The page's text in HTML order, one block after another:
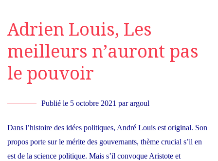
Adrien Louis, Les
meilleurs n’auront pas
le pouvoir
Publié le 5 octobre 2021 par argoul
Dans l’histoire des idées politiques, André Louis est original. Son
propos porte sur le mérite des gouvernants, thème crucial s’il en
est de la science politique. Mais s’il convoque Aristote et